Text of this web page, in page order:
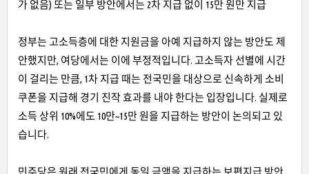
가 없음) 또는 일부 방안에서는 2차 지급 없이 15만 원만 지급
정부는 고소득층에 대한 지원금을 아예 지급하지 않는 방안도 제
안했지만, 여당에서는 이에 부정적입니다. 고소득자 선별에 시간
이 걸리는 만큼, 1차 지급 때는 전국민을 대상으로 신속하게 소비
쿠폰을 지급해 경기 진작 효과를 내야 한다는 입장입니다. 실제로
소득 상위 10%에도 10만~15만 원을 지급하는 방안이 논의되고 있
습니다.
민주당은 원래 전국민에게 동일 금액을 지급하는 보편지급 방안